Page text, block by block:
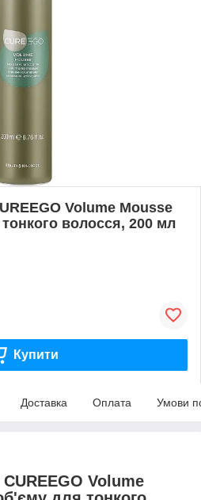
Volume Mousse
волосся, 200 мл
Купити
Доставка Оплата Умови
Volume